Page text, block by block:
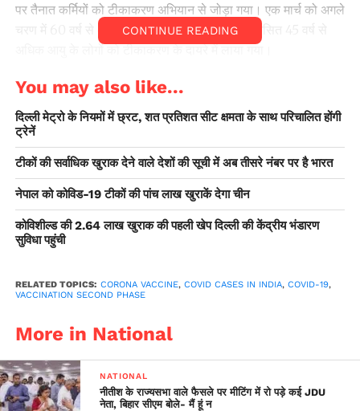
पर तैनात कर्मियों को टीकाकरण अभियान से जोड़ा गया। एक मार्च को अगले
चरण में 60 वर्ष से अधिक आयु और गंभीर बीमारियों से ग्रसित 45 वर्ष से
अधिक आयु के लोगों को टीकाकरण के दायरे में लाया गया।
CONTINUE READING
You may also like...
दिल्ली मेट्रो के नियमों में छ्रट, शत प्रतिशत सीट क्षमता के साथ परिचालित होंगी
ट्रेनें
टीकों की सर्वाधिक खुराक देने वाले देशों की सूची में अब तीसरे नंबर पर है भारत
नेपाल को कोविड-19 टीकों की पांच लाख खुराकें देगा चीन
कोविशील्ड की 2.64 लाख खुराक की पहली खेप दिल्ली की केंद्रीय भंडारण
सुविधा पहुंची
RELATED TOPICS: CORONA VACCINE, COVID CASES IN INDIA, COVID-19,
VACCINATION SECOND PHASE
More in National
NATIONAL
नीतीश के राज्यसभा वाले फैसले पर मीटिंग में रो पड़े कई JDU
नेता, बिहार सीएम बोले- मैं हूं न